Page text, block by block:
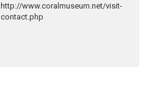
http://www.coralmuseum.net/visit-
contact.php